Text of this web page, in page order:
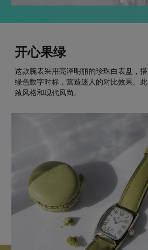
开心果绿
这款腕表采用亮泽明丽的珍珠白表盘，
绿色数字时标，营造迷人的对比效果。
致风格和现代风尚。